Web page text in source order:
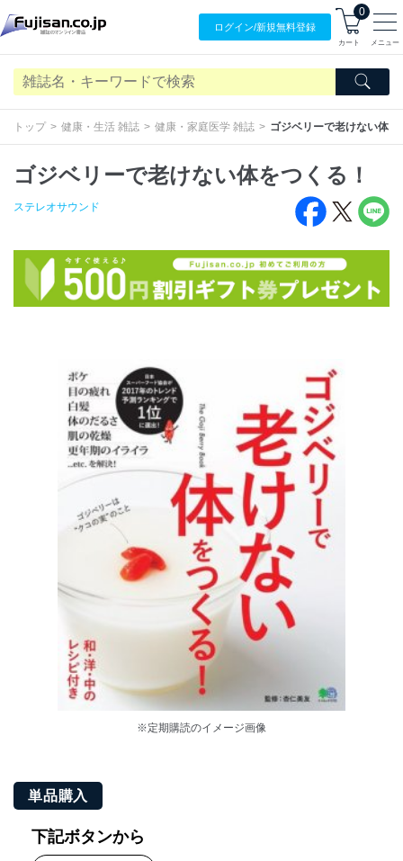
ログイン/新規無料登録
0
カート メニュー
トップ 健康・生活 雑誌 健康・家庭医学 雑誌 ゴジベリーで老けない体を
ゴジベリーで老けない体をつくる！
ステレオサウンド
※定期購読のイメージ画像
単品購入
下記ボタンから